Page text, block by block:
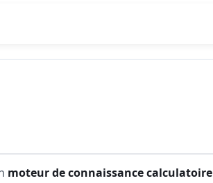
moteur de connaissance calculatoire